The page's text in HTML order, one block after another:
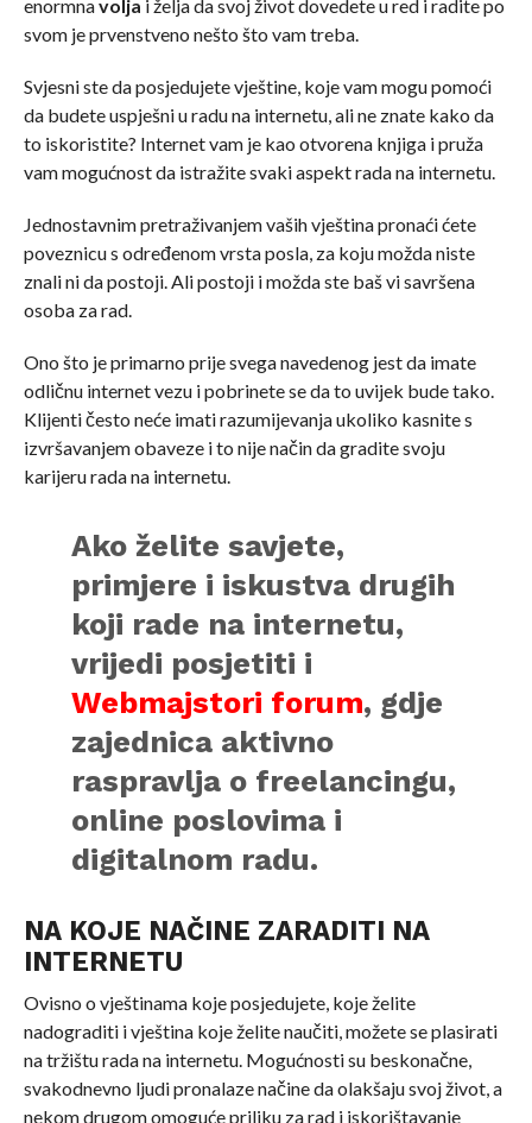
enormnavolja i želja da svoj život dovedete u red i radite po
svom je prvenstveno nešto što vam treba.
Svjesni ste da posjedujete vještine, koje vam mogu pomoći
da budete uspješni u radu na internetu, ali ne znate kako da
to iskoristite? Internet vam je kao otvorena knjiga i pruža
vam mogućnost da istražite svaki aspekt rada na internetu.
Jednostavnim pretraživanjem vaših vještina pronaći ćete
poveznicu s određenom vrsta posla, za koju možda niste
znali ni da postoji. Ali postoji i možda ste baš vi savršena
osoba za rad.
Ono što je primarno prije svega navedenog jest da imate
odličnu internet vezu i pobrinete se da to uvijek bude tako.
Klijenti često neće imati razumijevanja ukoliko kasnite s
izvršavanjem obaveze i to nije način da gradite svoju
karijeru rada na internetu.
Ako želite savjete,
primjere i iskustva drugih
koji rade na internetu,
vrijedi posjetiti i
Webmajstori forum, gdje
zajednica aktivno
raspravlja o freelancingu,
online poslovima i
digitalnom radu.
NA KOJE NAČINE ZARADITI NA
INTERNETU
Ovisno o vještinama koje posjedujete, koje želite
nadograditi i vještina koje želite naučiti, možete se plasirati
na tržištu rada na internetu. Mogućnosti su beskonačne,
svakodnevno ljudi pronalaze načine da olakšaju svoj život, a
nekom drugom omoguće priliku za rad i iskorištavanje